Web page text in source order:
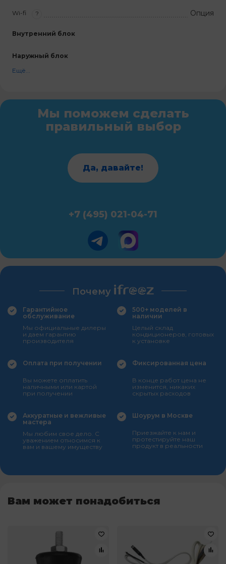
Wi-fi ? Опция
Внутренний блок
Наружный блок
Ещё...
Мы поможем сделать
правильный выбор
Да, давайте!
+7 (495) 021-04-71
Почему
Гарантийное
обслуживание
Мы официальные дилеры
и даем гарантию
производителя
500+ моделей в
наличии
Целый склад
кондиционеров, готовых
к установке
Оплата при получении
Вы можете оплатить
наличными или картой
при получении
Фиксированная цена
В конце работ цена не
изменится, никаких
скрытых расходов
Аккуратные и вежливые
мастера
Мы любим свое дело. С
уважением относимся к
вам и вашему имуществу
Шоурум в Москве
Приезжайте к нам и
протестируйте наш
продукт в реальности
Вам может понадобиться